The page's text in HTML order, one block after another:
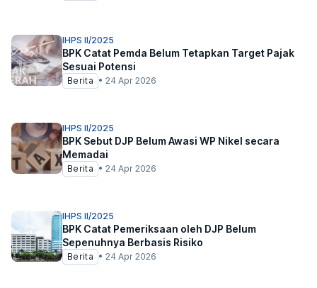
IHPS II/2025
BPK Catat Pemda Belum Tetapkan Target Pajak
Sesuai Potensi
Berita • 24 Apr 2026
IHPS II/2025
BPK Sebut DJP Belum Awasi WP Nikel secara
Memadai
Berita • 24 Apr 2026
IHPS II/2025
BPK Catat Pemeriksaan oleh DJP Belum
Sepenuhnya Berbasis Risiko
Berita • 24 Apr 2026